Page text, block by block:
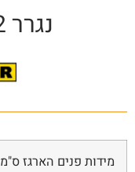
נגרר 152*132*251
מידות פנים הארגז ס"מ